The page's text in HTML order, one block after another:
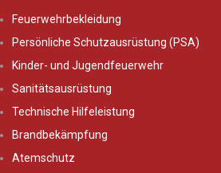
Feuerwehrbekleidung
Persönliche Schutzausrüstung (PSA)
Kinder- und Jugendfeuerwehr
Sanitätsausrüstung
Technische Hilfeleistung
Brandbekämpfung
Atemschutz